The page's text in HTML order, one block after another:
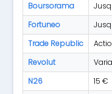
Boursorama
Fortuneo
Trade Republic
Revolut
N26
15 €